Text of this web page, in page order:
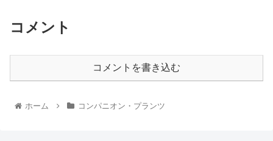
コメント
コメントを書き込む
ホーム コンパニオン・プランツ